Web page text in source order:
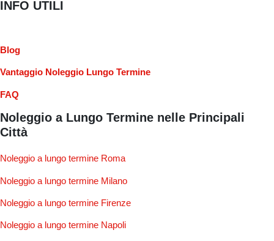
INFO UTILI
Blog
Vantaggio Noleggio Lungo Termine
FAQ
Noleggio a Lungo Termine nelle Principali
Città
Noleggio a lungo termine Roma
Noleggio a lungo termine Milano
Noleggio a lungo termine Firenze
Noleggio a lungo termine Napoli